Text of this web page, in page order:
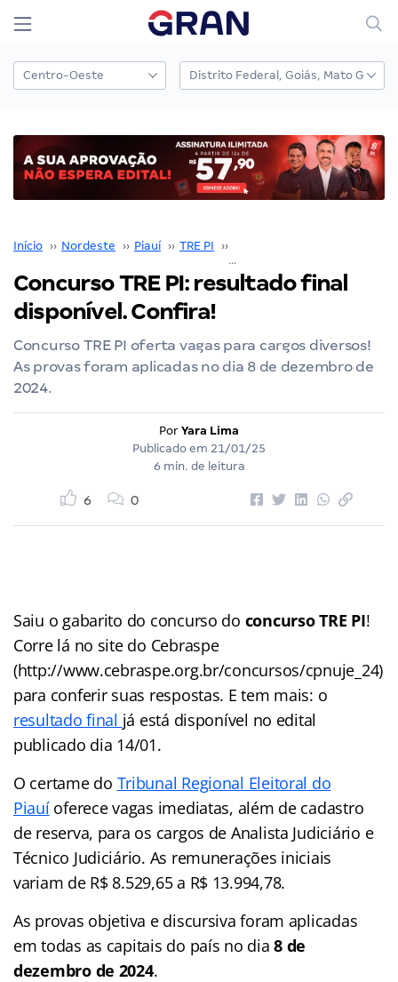
Início ›› Nordeste ›› Piauí ›› TRE PI ››
Concurso TRE PI: resultado final
disponível. Confira!
Concurso TRE PI oferta vagas para cargos diversos!
As provas foram aplicadas no dia 8 de dezembro de
2024.
Por Yara Lima
Publicado em 21/01/25
6 min. de leitura
6 0
Saiu o gabarito do concurso do concurso TRE PI!
Corre lá no site do Cebraspe
(http://www.cebraspe.org.br/concursos/cpnuje_24)
para conferir suas respostas. E tem mais: o
resultado final já está disponível no edital
publicado dia 14/01.
O certame do Tribunal Regional Eleitoral do
Piauíoferece vagas imediatas, além de cadastro
de reserva, para os cargos de Analista Judiciário e
Técnico Judiciário. As remunerações iniciais
variam de R$ 8.529,65 a R$ 13.994,78.
As provas objetiva e discursiva foram aplicadas
em todas as capitais do país no dia8 de
dezembro de 2024.